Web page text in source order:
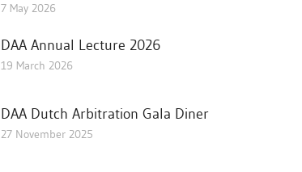
7 May 2026
DAA Annual Lecture 2026
19 March 2026
DAA Dutch Arbitration Gala Diner
27 November 2025